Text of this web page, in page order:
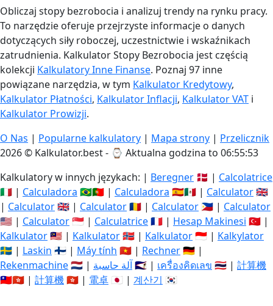
Obliczaj stopy bezrobocia i analizuj trendy na rynku pracy.
To narzędzie oferuje przejrzyste informacje o danych
dotyczących siły roboczej, uczestnictwie i wskaźnikach
zatrudnienia. Kalkulator Stopy Bezrobocia jest częścią
kolekcji Kalkulatory Inne Finanse. Poznaj 97 inne
powiązane narzędzia, w tym Kalkulator Kredytowy,
Kalkulator Płatności, Kalkulator Inflacji, Kalkulator VAT i
Kalkulator Prowizji.
O Nas | Popularne kalkulatory | Mapa strony | Przelicznik
2026 © Kalkulator.best - ⌚ Aktualna godzina to 06:55:53
Kalkulatory w innych językach: | Beregner 🇩🇰 | Calcolatrice
🇮🇹 | Calculadora 🇧🇷🇵🇹 | Calculadora 🇪🇸🇲🇽 | Calculator🇬🇧
| Calculator🇬🇧 | Calculator🇷🇴 | Calculator 🇵🇭 | Calculator
🇺🇸 | Calculator🇸🇬 | Calculatrice🇫🇷 | Hesap Makinesi 🇹🇷 |
Kalkulator🇲🇾 | Kalkulator🇳🇴 | Kalkulator🇮🇩 | Kalkylator
🇸🇪 | Laskin 🇫🇮 | Máy tính 🇻🇳 | Rechner🇩🇪 |
Rekenmachine🇳🇱 | آلة حاسبة🇸🇦 | เครื่องคิดเลข 🇹🇭 | 計算機
🇹🇼🇭🇰 | 計算機🇭🇰 | 電卓 🇯🇵 | 계산기 🇰🇷